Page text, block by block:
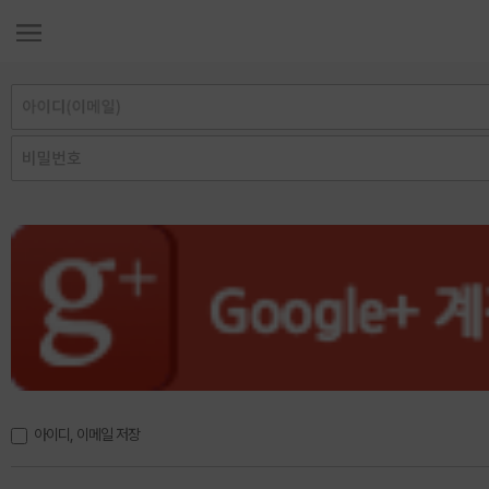
아이디, 이메일 저장